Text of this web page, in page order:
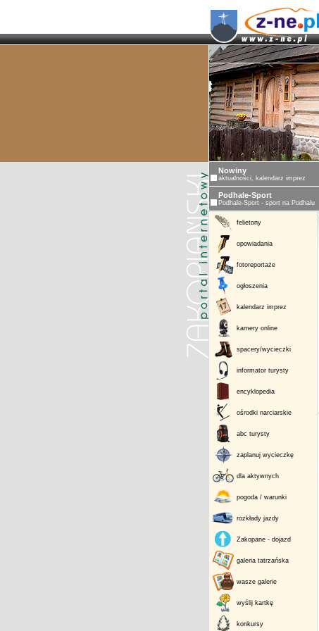
Nowiny
aktualności, kalendarz imprez
Podhale-Sport
Podhale-Sport - sport na Podhalu
felietony
opowiadania
fotoreportaże
ogłoszenia
kalendarz imprez
kamery online
spacery/wycieczki
informator turysty
encyklopedia
ośrodki narciarskie
abc turysty
zaplanuj wycieczkę
dla aktywnych
pogoda / warunki
rozkłady jazdy
Zakopane - dojazd
galeria tatrzańska
wasze galerie
wyślij kartkę
konkursy